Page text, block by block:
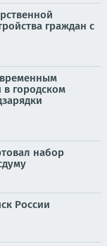
граждан с
временным
в городском
набор
России